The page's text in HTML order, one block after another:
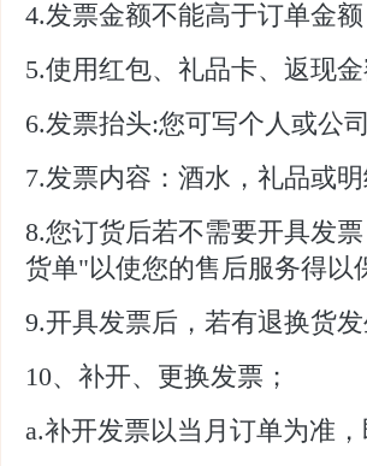
4.发票金额不能高于订单金额
5.使用红包、礼品卡、返现
6.发票抬头:您可写个人或公
7.发票内容：酒水，礼品或明
8.您订货后若不需要开具发
货单"以使您的售后服务得以
9.开具发票后，若有退换货
10、补开、更换发票；
a.补开发票以当月订单为准